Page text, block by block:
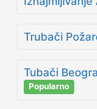
Trubači
Tubači
Popularno